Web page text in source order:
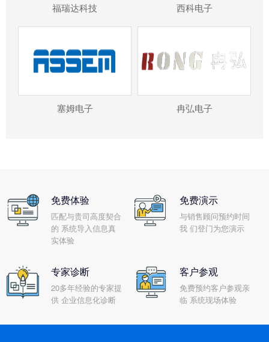
福瑞达科技 西科电子
塞姆电子 冉弘电子
免费体验
匹配与贵司高度契合
的 系统导入信息真
实体验
免费演示
与销售顾问预约时间
我 们登门为您演示
专家诊断
20多年经验的专家提
供 企业信息化诊断
客户参观
免费预约客户参观亲
临 系统现场体验